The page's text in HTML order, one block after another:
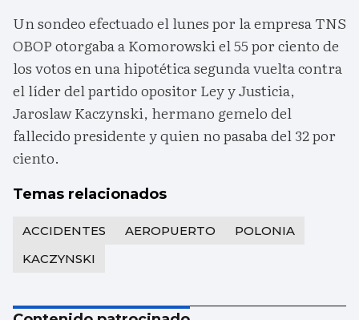
Un sondeo efectuado el lunes por la empresa TNS
OBOP otorgaba a Komorowski el 55 por ciento de
los votos en una hipotética segunda vuelta contra
el líder del partido opositor Ley y Justicia,
Jaroslaw Kaczynski, hermano gemelo del
fallecido presidente y quien no pasaba del 32 por
ciento.
Temas relacionados
ACCIDENTES AEROPUERTO
POLONIA
KACZYNSKI